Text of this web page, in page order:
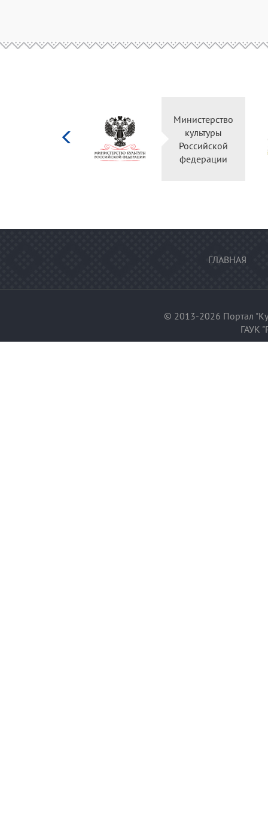
Министерство
культуры
Российской
федерации
ГЛАВНАЯ
© 2013-2026 Портал
ГАУК